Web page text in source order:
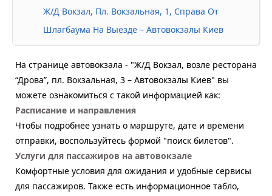
Ж/Д Вокзал, Пл. Вокзальная, 1, Справа От
Шлагбаума На Выезде – Автовокзалы Киев
На странице автовокзала - "Ж/Д Вокзал, возле ресторана
“Дрова”, пл. Вокзальная, 3 – Автовокзалы Киев" вы
можете ознакомиться с такой информацией как:
Расписание и направления
Чтобы подробнее узнать о маршруте, дате и времени
отправки, воспользуйтесь формой "поиск билетов".
Услуги для пассажиров на автовокзале
Комфортные условия для ожидания и удобные сервисы
для пассажиров. Также есть информационное табло,